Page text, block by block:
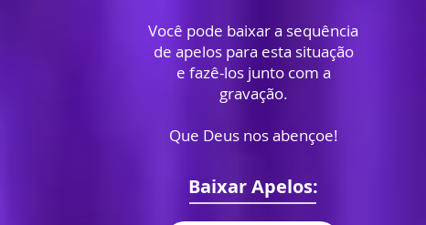
Você pode baixar a sequência
de apelos para esta situação
e fazê-los junto com a
gravação.
Que Deus nos abençoe!
Baixar Apelos: